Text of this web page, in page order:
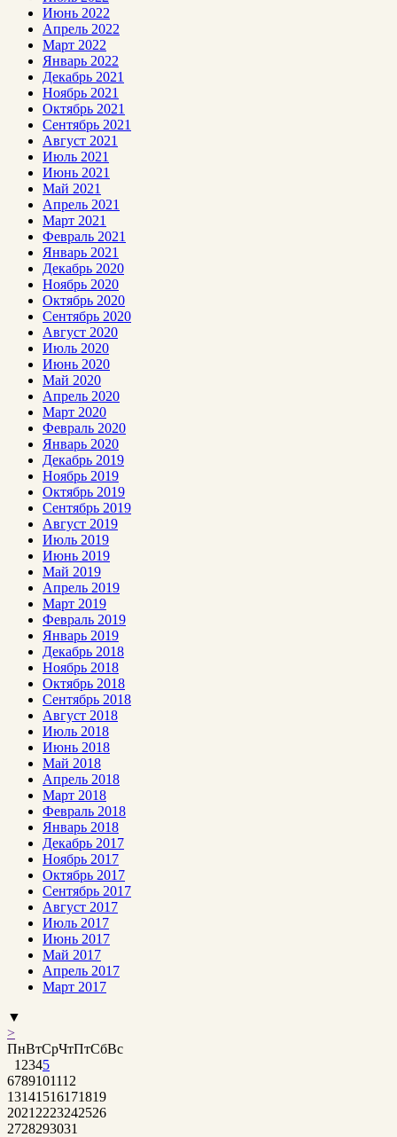
Июнь 2022
Апрель 2022
Март 2022
Январь 2022
Декабрь 2021
Ноябрь 2021
Октябрь 2021
Сентябрь 2021
Август 2021
Июль 2021
Июнь 2021
Май 2021
Апрель 2021
Март 2021
Февраль 2021
Январь 2021
Декабрь 2020
Ноябрь 2020
Октябрь 2020
Сентябрь 2020
Август 2020
Июль 2020
Июнь 2020
Май 2020
Апрель 2020
Март 2020
Февраль 2020
Январь 2020
Декабрь 2019
Ноябрь 2019
Октябрь 2019
Сентябрь 2019
Август 2019
Июль 2019
Июнь 2019
Май 2019
Апрель 2019
Март 2019
Февраль 2019
Январь 2019
Декабрь 2018
Ноябрь 2018
Октябрь 2018
Сентябрь 2018
Август 2018
Июль 2018
Июнь 2018
Май 2018
Апрель 2018
Март 2018
Февраль 2018
Январь 2018
Декабрь 2017
Ноябрь 2017
Октябрь 2017
Сентябрь 2017
Август 2017
Июль 2017
Июнь 2017
Май 2017
Апрель 2017
Март 2017
▼
>
ПнВтСрЧтПтСбВс
1 2345
6789101112
13141516171819
2021 2223242526
2728293031